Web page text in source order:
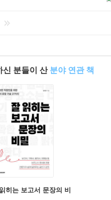
신 분들이 산 분야 연관 책
히는 보고서 문장의 비